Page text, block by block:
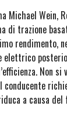
Wein,
trazione
rendimento,
elettrico
Non
conducente
a causa del